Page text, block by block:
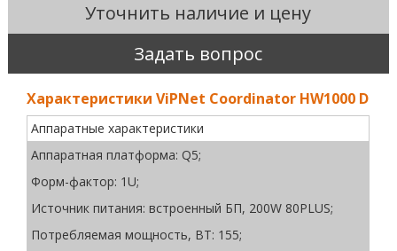
Уточнить наличие и цену
Задать вопрос
Характеристики ViPNet Coordinator HW1000 D
Аппаратные характеристики
Аппаратная платформа: Q5;
Форм-фактор: 1U;
Источник питания: встроенный БП, 200W 80PLUS;
Потребляемая мощность, ВТ: 155;